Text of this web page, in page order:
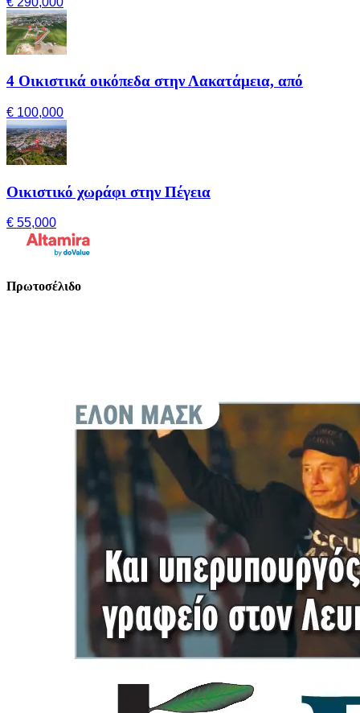
4 Οικιστικά οικόπεδα στην Λακατάμεια, από
€ 100,000
Οικιστικό χωράφι στην Πέγεια
€ 55,000
Πρωτοσέλιδο